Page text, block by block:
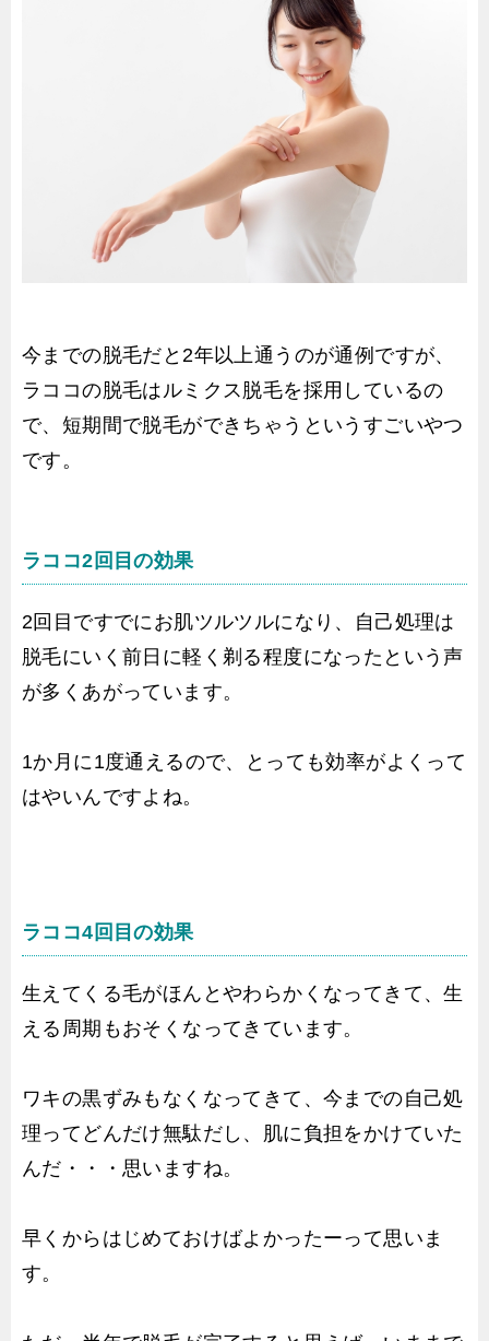
今までの脱毛だと2年以上通うのが通例ですが、
ラココの脱毛はルミクス脱毛を採用しているの
で、短期間で脱毛ができちゃうというすごいやつ
です。
ラココ2回目の効果
2回目ですでにお肌ツルツルになり、自己処理は
脱毛にいく前日に軽く剃る程度になったという声
が多くあがっています。
1か月に1度通えるので、とっても効率がよくって
はやいんですよね。
ラココ4回目の効果
生えてくる毛がほんとやわらかくなってきて、生
える周期もおそくなってきています。
ワキの黒ずみもなくなってきて、今までの自己処
理ってどんだけ無駄だし、肌に負担をかけていた
んだ・・・思いますね。
早くからはじめておけばよかったーって思いま
す。